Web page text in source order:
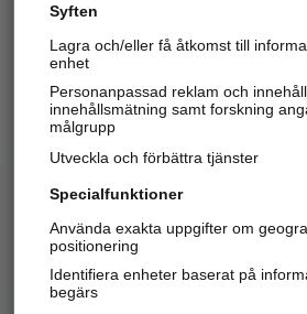
Hitta.se - Gratis nummerupplysning.
Sök företag, personer och platser.
Hitta telefonnummer, adresser,
Kom igång
Syften
Lagra och/eller få åtkomst till
enhet
Personanpassad reklam och
innehållsmätning samt forskning
målgrupp
Utveckla och förbättra tjänster
Specialfunktioner
Använda exakta uppgifter om
positionering
Identifiera enheter baserat på
begärs